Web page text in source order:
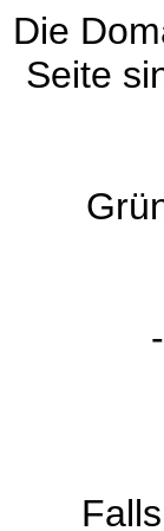
Die
Seite